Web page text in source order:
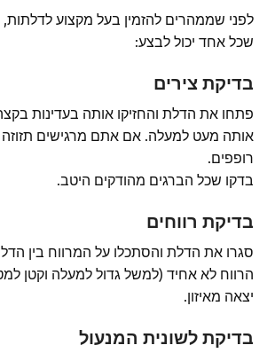
לפני שממהרים להזמין בעל מקצוע
שכל אחד יכול לבצע:
בדיקת צירים
פתחו את הדלת והחזיקו אותה בעדינות
אותה מעט למעלה. אם אתם מרגישים תזוזה
רופפים.
בדקו שכל הברגים מהודקים היטב.
בדיקת רווחים
סגרו את הדלת והסתכלו על המרווח בין
הרווח לא אחיד (למשל גדול למעלה וקטן
יצאה מאיזון.
בדיקת לשונית המנעול